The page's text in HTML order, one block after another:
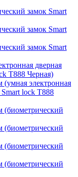
замок Smart
замок Smart
замок Smart
дверная
T888 Черная)
(умная электронная
Smart lock T888
(биометрический
(биометрический
(биометрический
(биометрический